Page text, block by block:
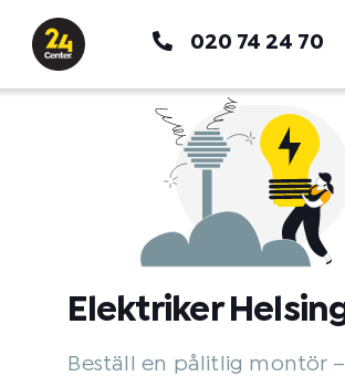
innehåll
020 74 24 70
Elektriker
Beställ en pålitlig montör